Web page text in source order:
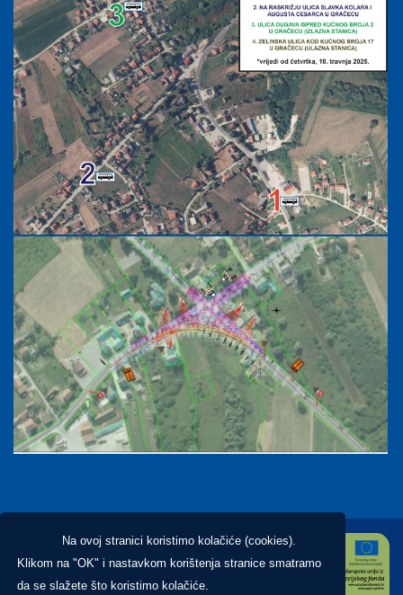
Na ovoj stranici koristimo kolačiće (cookies).
Klikom na "OK" i nastavkom korištenja stranice smatramo
da se slažete što koristimo kolačiće.